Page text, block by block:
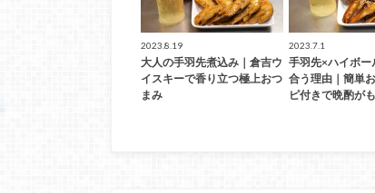
2023.8.19
大人の手羽先煮込み｜倉吉ウ
イスキーで香り立つ極上おつ
まみ
2023.7.1
手羽先×ハイボー
合う理由｜簡単
ピ付きで晩酌が